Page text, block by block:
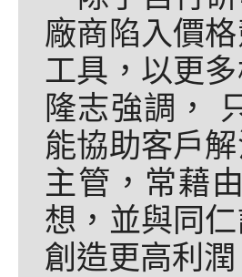
廠商陷入價
工具，以更
隆志強調，
能協助客戶
主管，常藉
想，並與同
創造更高利